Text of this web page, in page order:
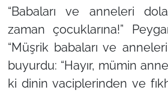
“Babaları ve anneleri
zaman çocuklarına!”
“Müşrik babaları ve
buyurdu: “Hayır, mümin
ki dinin vaciplerinden ve